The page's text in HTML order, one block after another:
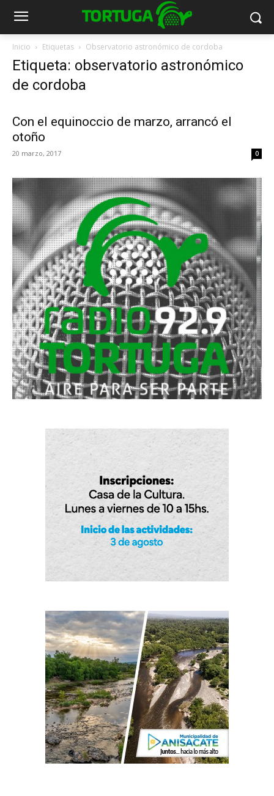
Inicio Etiquetas Observatorio astronómico de cordoba
Etiqueta: observatorio astronómico
de cordoba
Con el equinoccio de marzo, arrancó el
otoño
20 marzo, 2017 0